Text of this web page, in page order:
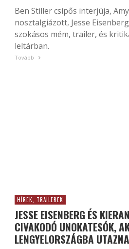
Ben Stiller csípős interjúja,
nosztalgiázott, Jesse
szokásos mém, trailer, és
leltárban.
Tovább
HÍREK, TRAILEREK
JESSE EISENBERG ÉS
CIVAKODÓ UNOKATESÓK,
LENGYELORSZÁGBA